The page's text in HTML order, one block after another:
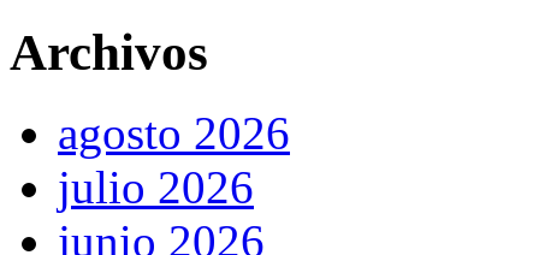
Archivos
agosto 2026
julio 2026
junio 2026